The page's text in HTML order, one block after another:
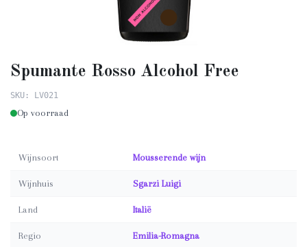
Spumante Rosso Alcohol Free
SKU: LV021
Op voorraad
Wijnsoort Mousserende wijn
Wijnhuis Sgarzi Luigi
Land Italië
Regio Emilia-Romagna